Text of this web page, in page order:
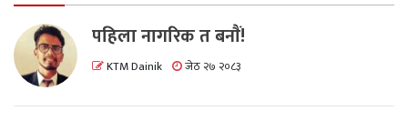
पहिला नागरिक त बनाैं!
KTM Dainik जेठ २७ २०८३